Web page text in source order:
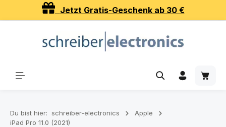
Zum Hauptinhalt springenJetzt Gratis-Geschenk ab 30 €
Du bist hier: schreiber-electronics
Apple
iPad Pro 11.0 (2021)